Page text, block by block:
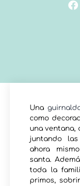
Una
como
una ventana,
juntando
ahora
santa.
toda la
primos,